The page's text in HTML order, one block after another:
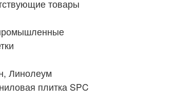
товары
Линолеум
плитка SPC